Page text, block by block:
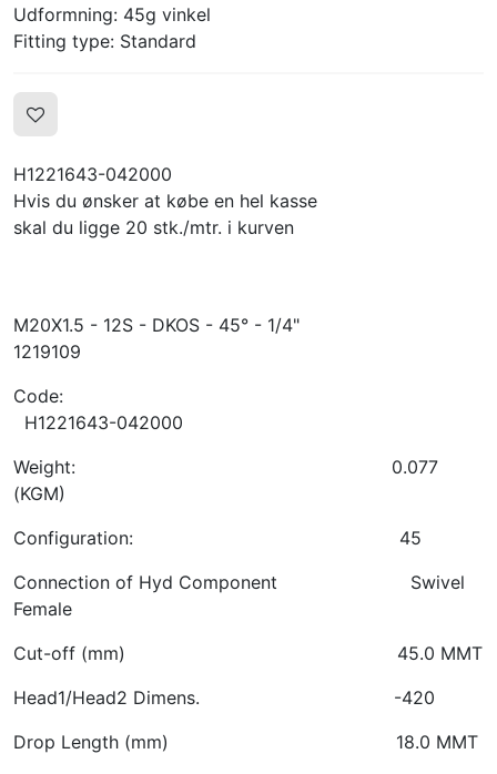
Udformning: 45g vinkel
Fitting type: Standard
H1221643-042000
Hvis du ønsker at købe en hel kasse
skal du ligge 20 stk./mtr. i kurven
M20X1.5 - 12S - DKOS - 45° - 1/4"
1219109
Code:
H1221643-042000
Weight:
0.077
(KGM)
Configuration:
45
Connection of Hyd Component
Swivel
Female
Cut-off (mm)
45.0 MMT
Head1/Head2 Dimens.
-420
Drop Length (mm)
18.0 MMT